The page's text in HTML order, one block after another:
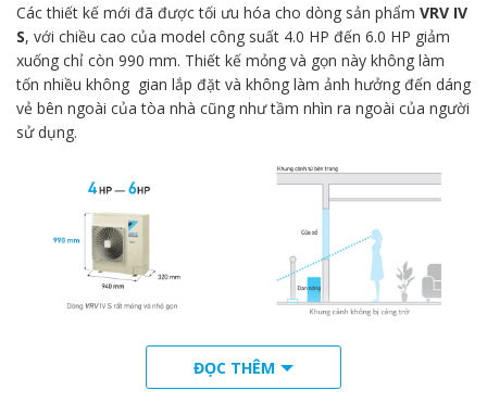
Các thiết kế mới đã được tối ưu hóa cho dòng sản phẩm VRV IV
S, với chiều cao của model công suất 4.0 HP đến 6.0 HP giảm
xuống chỉ còn 990 mm. Thiết kế mỏng và gọn này không làm
tốn nhiều không gian lắp đặt và không làm ảnh hưởng đến dáng
vẻ bên ngoài của tòa nhà cũng như tầm nhìn ra ngoài của người
sử dụng.
Dòng VRV IV S rất mỏng và nhỏ gọn, cùng với các dàn nóng yêu
cầu không gian lắp đặt nhỏ.
ĐỌC THÊM